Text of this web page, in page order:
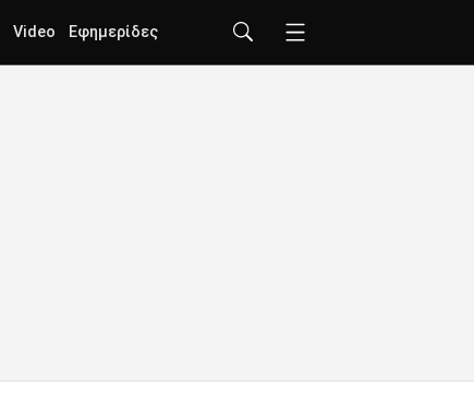
Video Εφημερίδες